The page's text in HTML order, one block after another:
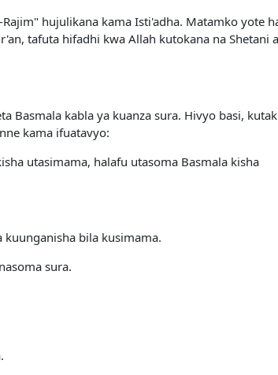
hujulikana kama Isti'adha. Matamko yote
tafuta hifadhi kwa Allah kutokana na Shetani
Basmala kabla ya kuanza sura. Hivyo basi,
kama ifuatavyo:
utasimama, halafu utasoma Basmala kisha
kuunganisha bila kusimama.
sura.